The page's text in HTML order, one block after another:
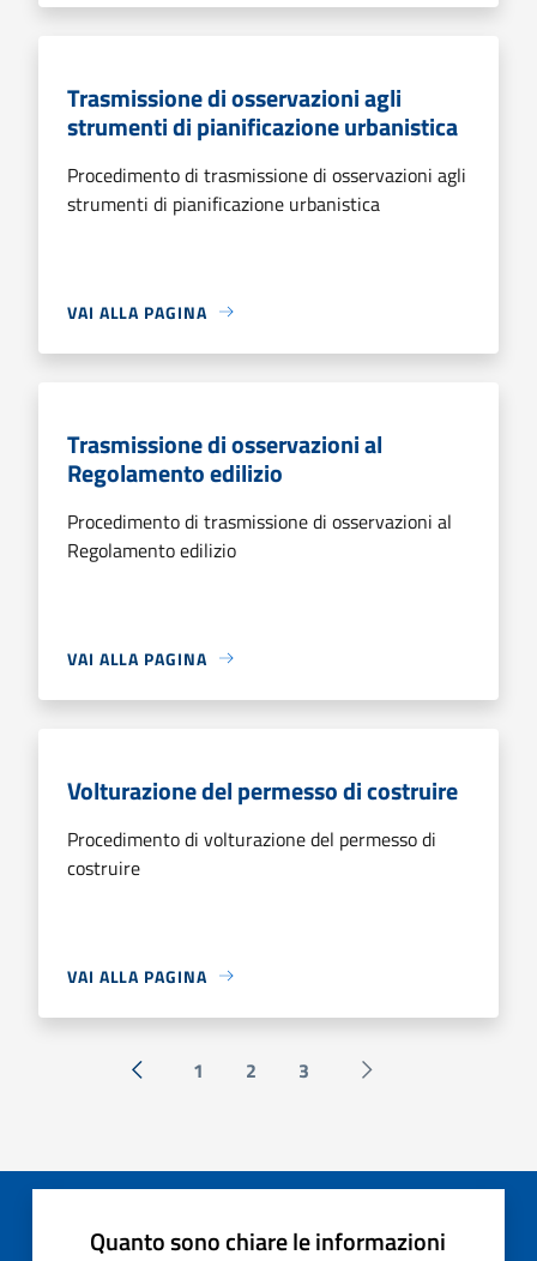
Trasmissione di osservazioni agli
strumenti di pianificazione urbanistica
Procedimento di trasmissione di osservazioni agli
strumenti di pianificazione urbanistica
VAI ALLA PAGINA
Trasmissione di osservazioni al
Regolamento edilizio
Procedimento di trasmissione di osservazioni al
Regolamento edilizio
VAI ALLA PAGINA
Volturazione del permesso di costruire
Procedimento di volturazione del permesso di
costruire
VAI ALLA PAGINA
« Precedente
1 2 3 Successiva »
Quanto sono chiare le informazioni